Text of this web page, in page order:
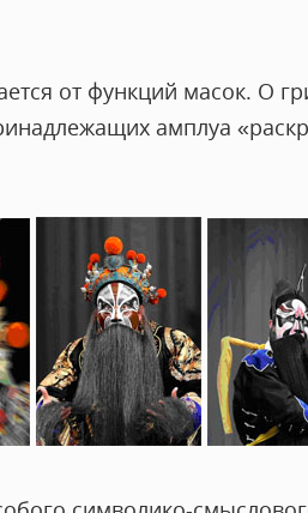
от функций масок. О
амплуа